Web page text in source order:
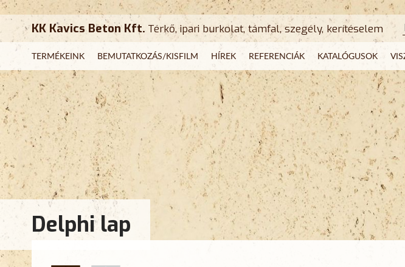
KK Kavics Beton Kft. Térkő, ipari burkolat, támfal, szegély, kerítéselem
TERMÉKEINK BEMUTATKOZÁS/KISFILM HÍREK REFERENCIÁK KATALÓGUSOK
Delphi lap